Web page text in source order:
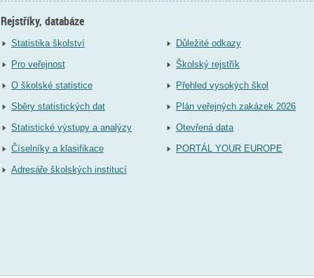
Rejstříky, databáze
Statistika školství
Pro veřejnost
O školské statistice
Sběry statistických dat
Statistické výstupy a analýzy
Číselníky a klasifikace
Adresáře školských institucí
Důležité odkazy
Školský rejstřík
Přehled vysokých škol
Plán veřejných zakázek 2026
Otevřená data
PORTÁL YOUR EUROPE